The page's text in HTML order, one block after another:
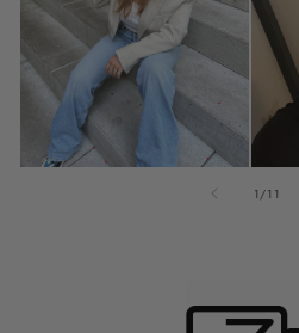
1 /van
11